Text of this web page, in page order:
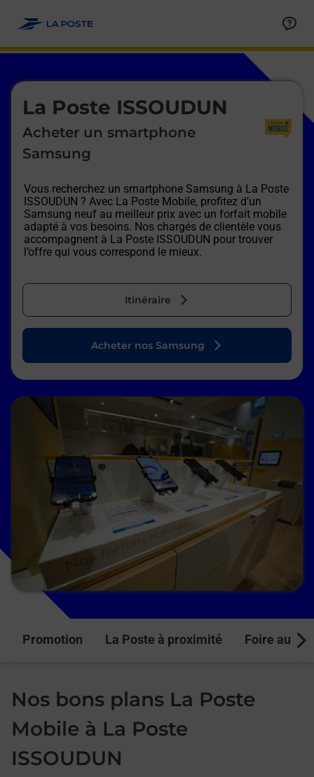
La Poste ISSOUDUN
Acheter un smartphone
Samsung
Vous recherchez un smartphone Samsung à La Poste
ISSOUDUN ? Avec La Poste Mobile, profitez d’un
Samsung neuf au meilleur prix avec un forfait mobile
adapté à vos besoins. Nos chargés de clientèle vous
accompagnent à La Poste ISSOUDUN pour trouver
l’offre qui vous correspond le mieux.
Itinéraire
Le lien s'ouvre dans un nouvel onglet
Acheter nos Samsung
Promotion La Poste à proximité Foire aux
Nos bons plans La Poste
Mobile à La Poste
ISSOUDUN